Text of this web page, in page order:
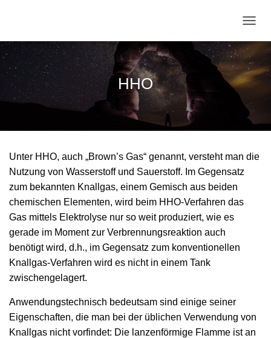
A
I
G
A
I
O
N
M
HHO
Unter HHO, auch „Brown’s Gas“ genannt, versteht man die
Nutzung von Wasserstoff und Sauerstoff. Im Gegensatz
zum bekannten Knallgas, einem Gemisch aus beiden
chemischen Elementen, wird beim HHO-Verfahren das
Gas mittels Elektrolyse nur so weit produziert, wie es
gerade im Moment zur Verbrennungsreaktion auch
benötigt wird, d.h., im Gegensatz zum konventionellen
Knallgas-Verfahren wird es nicht in einem Tank
zwischengelagert.
Anwendungstechnisch bedeutsam sind einige seiner
Eigenschaften, die man bei der üblichen Verwendung von
Knallgas nicht vorfindet: Die lanzenförmige Flamme ist an